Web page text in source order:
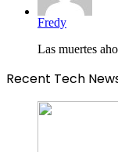
Fredy
Las muertes
Recent Tech